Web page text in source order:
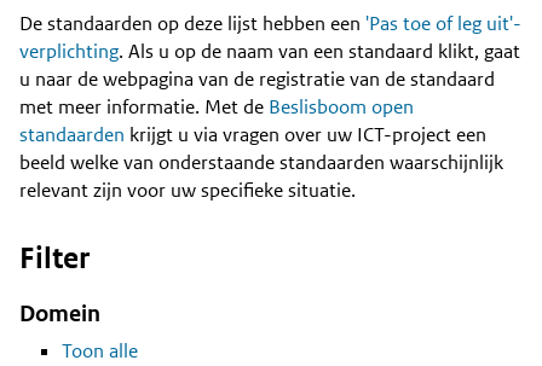
Content
De standaarden op deze lijst hebben een 'Pas toe of leg uit'-
verplichting. Als u op de naam van een standaard klikt, gaat
u naar de webpagina van de registratie van de standaard
met meer informatie. Met de Beslisboom open
standaarden krijgt u via vragen over uw ICT-project een
beeld welke van onderstaande standaarden waarschijnlijk
relevant zijn voor uw specifieke situatie.
Filter
Domein
Toon alle